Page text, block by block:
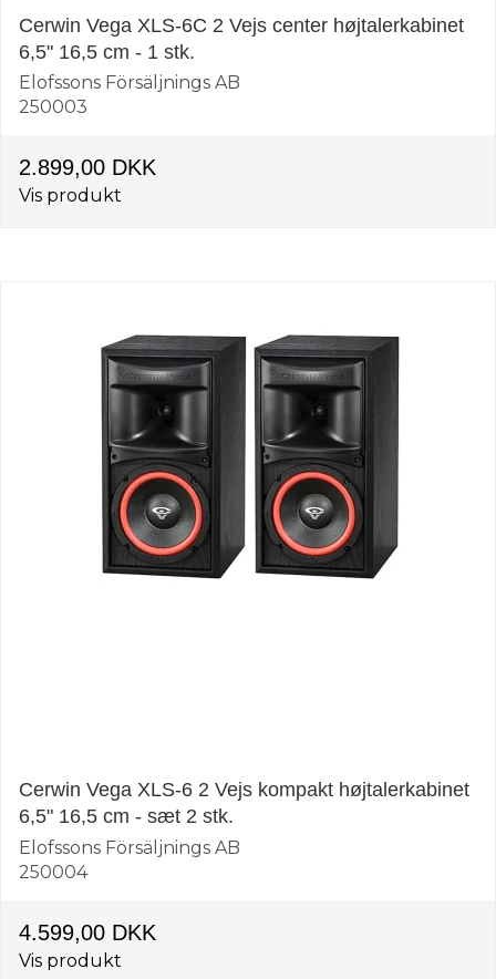
Cerwin Vega XLS-6C 2 Vejs center højtalerkabinet
6,5" 16,5 cm - 1 stk.
Elofssons Försäljnings AB
250003
2.899,00 DKK
Vis produkt
Cerwin Vega XLS-6 2 Vejs kompakt højtalerkabinet
6,5" 16,5 cm - sæt 2 stk.
Elofssons Försäljnings AB
250004
4.599,00 DKK
Vis produkt